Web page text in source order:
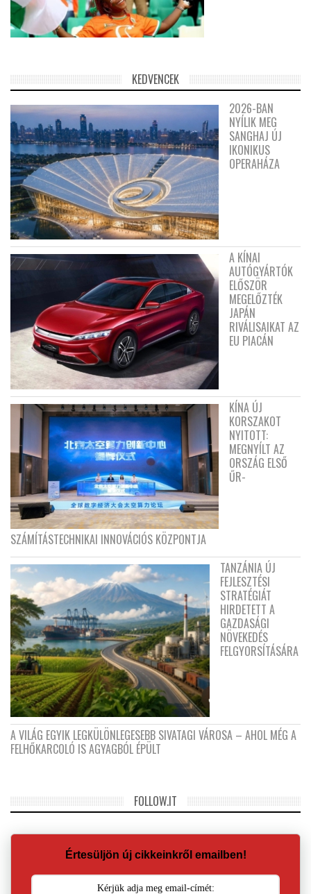
KEDVENCEK
2026-BAN
NYÍLIK MEG
SANGHAJ ÚJ
IKONIKUS
OPERAHÁZA
A KÍNAI
AUTÓGYÁRTÓK
ELŐSZÖR
MEGELŐZTÉK
JAPÁN
RIVÁLISAIKAT AZ
EU PIACÁN
KÍNA ÚJ
KORSZAKOT
NYITOTT:
MEGNYÍLT AZ
ORSZÁG ELSŐ
ŰR-
SZÁMÍTÁSTECHNIKAI INNOVÁCIÓS KÖZPONTJA
TANZÁNIA ÚJ
FEJLESZTÉSI
STRATÉGIÁT
HIRDETETT A
GAZDASÁGI
NÖVEKEDÉS
FELGYORSÍTÁSÁRA
A VILÁG EGYIK LEGKÜLÖNLEGESEBB SIVATAGI VÁROSA – AHOL MÉG A
FELHŐKARCOLÓ IS AGYAGBÓL ÉPÜLT
FOLLOW.IT
Értesüljön új cikkeinkről emailben!